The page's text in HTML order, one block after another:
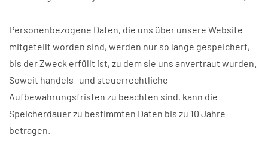
Personenbezogene Daten, die uns über unsere Website
mitgeteilt worden sind, werden nur so lange gespeichert,
bis der Zweck erfüllt ist, zu dem sie uns anvertraut wurden.
Soweit handels- und steuerrechtliche
Aufbewahrungsfristen zu beachten sind, kann die
Speicherdauer zu bestimmten Daten bis zu 10 Jahre
betragen.